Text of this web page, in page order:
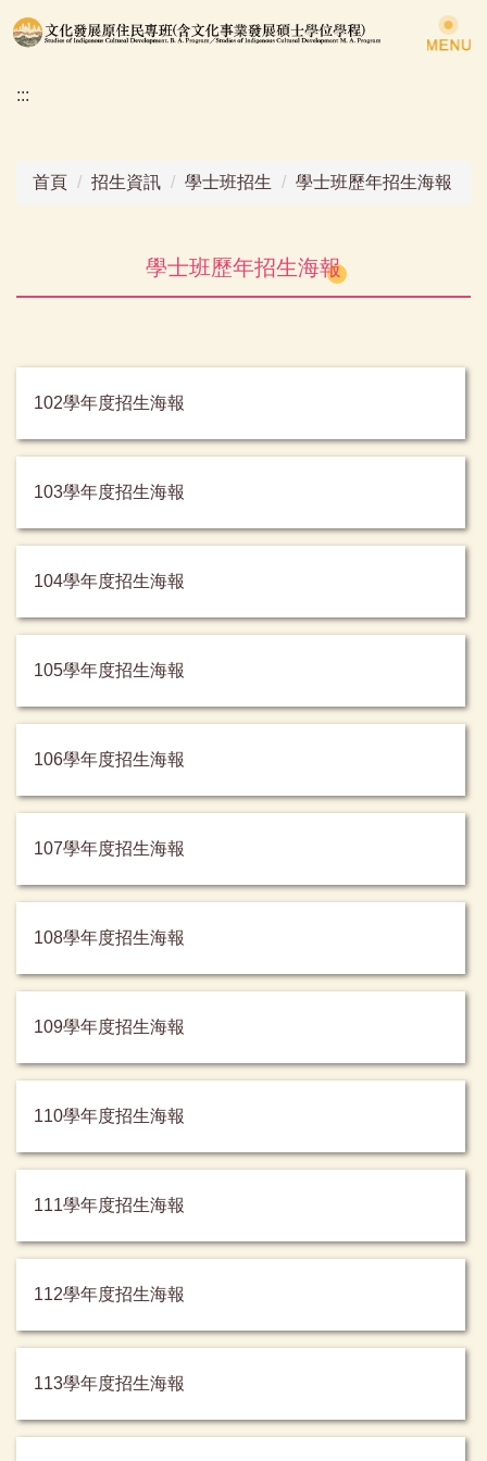
跳
到
要
:::
首頁 招生資訊 學士班招生 學士班歷年招生海報
學士班歷年招生海報
102學年度招生海報
103學年度招生海報
104學年度招生海報
105學年度招生海報
106學年度招生海報
107學年度招生海報
108學年度招生海報
109學年度招生海報
110學年度招生海報
111學年度招生海報
112學年度招生海報
113學年度招生海報